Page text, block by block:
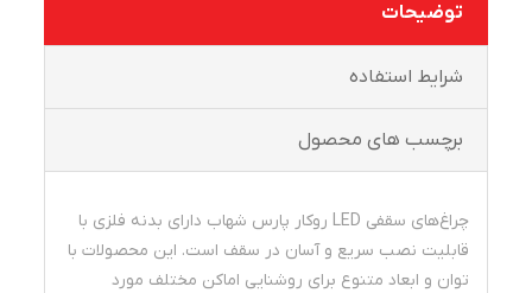
توضیحات
شرايط استفاده
برچسب های محصول
چراغ‌های سقفی LED روکار پارس شهاب دارای بدنه فلزی با
قابلیت نصب سریع و آسان در سقف است. این محصولات با
توان و ابعاد متنوع برای روشنایی اماکن مختلف مورد